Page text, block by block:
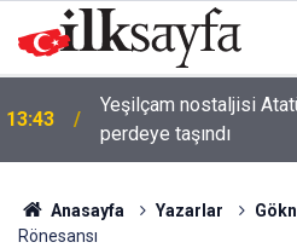
13:43
Yeşilçam nostaljisi
perdeye taşındı
Anasayfa Yazarlar
Rönesansı